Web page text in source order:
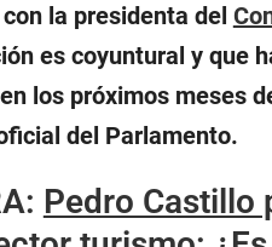
la presidenta del
es coyuntural y que
los próximos meses
del Parlamento.
Pedro Castillo